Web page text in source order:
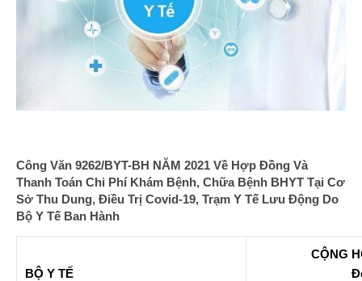
Công Văn 9262/BYT-BH NĂM 2021 Về Hợp Đồng Và
Thanh Toán Chi Phí Khám Bệnh, Chữa Bệnh BHYT Tại Cơ
Sở Thu Dung, Điều Trị Covid-19, Trạm Y Tế Lưu Động Do
Bộ Y Tế Ban Hành
BỘ Y TẾ
CỘNG